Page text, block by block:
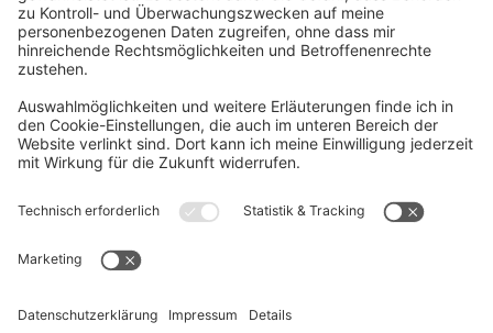
Oft Gesucht
Rund um die Prüfung
Datenschutzerklärung
Widerrufsrecht
Versandinformationen
Erklärung zur Barrierefreiheit